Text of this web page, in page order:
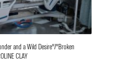
and a Wild Desire”/”Broken
CLAY